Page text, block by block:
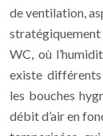
de ventilation,
stratégiquement
WC, où
existe
les bouches
débit d’air en